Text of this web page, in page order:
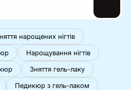
нарощених нігтів
Нарощування нігтів
Зняття гель-лаку
Педикюр з гель-лаком